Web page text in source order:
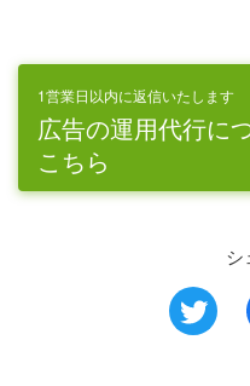
1営業日以内に返信いたします
広告の運用代行に
こちら
シ